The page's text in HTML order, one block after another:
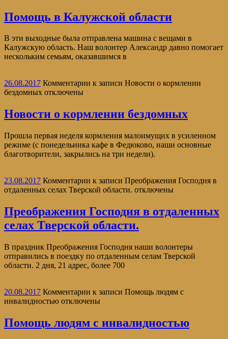
Помощь в Калужской области
В эти выходные была отправлена машина с вещами в
Калужскую область. Наш волонтер Александр давно помогает
нескольким семьям, оказавшимся в
26.08.2017 Комментарии к записи Новости о кормлении
бездомных отключены
Новости о кормлении бездомных
Прошла первая неделя кормления малоимущих в усиленном
режиме (с понедельника кафе в Федюково, наши основные
благотворители, закрылись на три недели).
23.08.2017 Комментарии к записи Преображения Господня в
отдаленных селах Тверской области. отключены
Преображения Господня в отдаленных
селах Тверской области.
В праздник Преображения Господня наши волонтеры
отправились в поездку по отдаленным селам Тверской
области. 2 дня, 21 адрес, более 700
20.08.2017 Комментарии к записи Помощь людям с
инвалидностью отключены
Помощь людям с инвалидностью